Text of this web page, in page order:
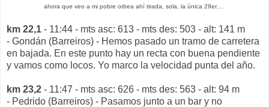
ahora que veo a mi pobre orbea ahí tirada, sola, la única 29er....
km 22,1 - 11:44 - mts asc: 613 - mts des: 503 - alt: 141 m
- Gondán (Barreiros) - Hemos pasado un tramo de carretera
en bajada. En este punto hay un recta con buena pendiente
y vamos como locos. Yo marco la velocidad punta del año.
km 23,2 - 11:47 - mts asc: 626 - mts des: 563 - alt: 94 m
- Pedrido (Barreiros) - Pasamos junto a un bar y no